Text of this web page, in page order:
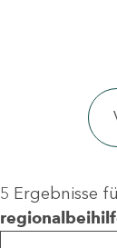
5 Ergebnisse